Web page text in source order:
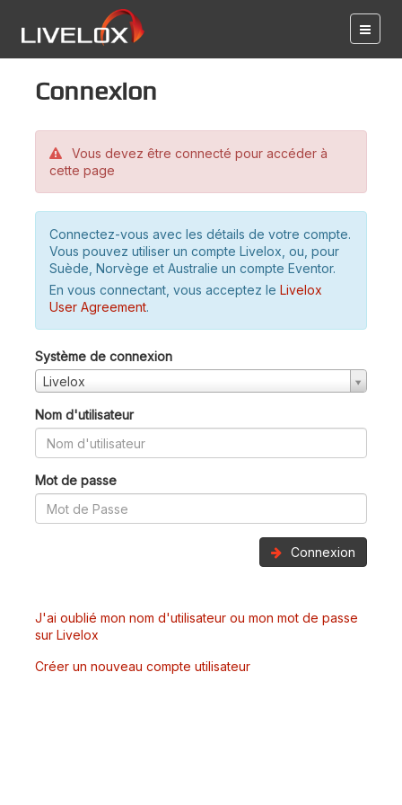
Connexion
Vous devez être connecté pour accéder à
cette page
Connectez-vous avec les détails de votre compte.
Vous pouvez utiliser un compte Livelox, ou, pour
Suède, Norvège et Australie un compte Eventor.
En vous connectant, vous acceptez le Livelox
User Agreement.
Système de connexion
Livelox
Nom d'utilisateur
Mot de passe
Connexion
J'ai oublié mon nom d'utilisateur ou mon mot de passe
sur Livelox
Créer un nouveau compte utilisateur